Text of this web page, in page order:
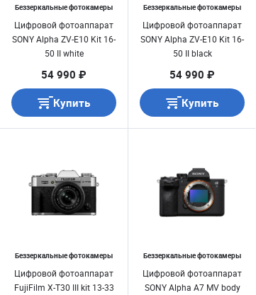
Беззеркальные фотокамеры
Цифровой фотоаппарат
SONY Alpha ZV-E10 Kit 16-
50 II white
54 990 ₽
Купить
Беззеркальные фотокамеры
Цифровой фотоаппарат
SONY Alpha ZV-E10 Kit 16-
50 II black
54 990 ₽
Купить
Беззеркальные фотокамеры
Цифровой фотоаппарат
FujiFilm X-T30 III kit 13-33
Беззеркальные фотокамеры
Цифровой фотоаппарат
SONY Alpha A7 MV body